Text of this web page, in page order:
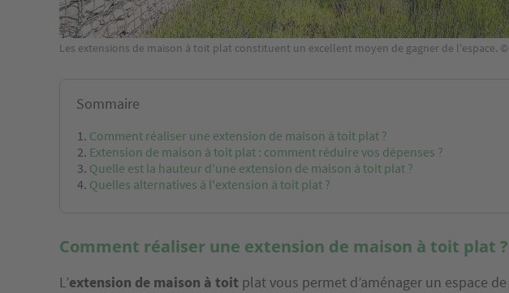
Les extensions de maison à toit plat constituent un excellent moyen de gagner de l'espace.
Sommaire
Comment réaliser une extension de maison à toit plat ?
Extension de maison à toit plat : comment réduire vos dépenses ?
Quelle est la hauteur d'une extension de maison à toit plat ?
Quelles alternatives à l'extension à toit plat ?
Comment réaliser une extension de maison à toit plat ?
L’extension de maison à toit plat vous permet d’aménager un espace de